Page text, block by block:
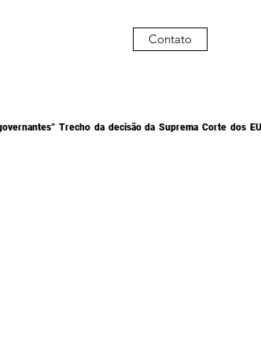
Trecho da decisão da Suprema Corte dos
Contato